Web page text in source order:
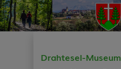
Drahtesel-Museum